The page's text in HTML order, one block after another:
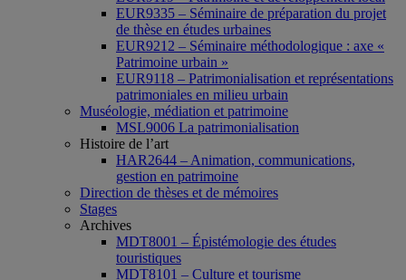
EUR9335 – Séminaire de préparation du projet
de thèse en études urbaines
EUR9212 – Séminaire méthodologique : axe «
Patrimoine urbain »
EUR9118 – Patrimonialisation et représentations
patrimoniales en milieu urbain
Muséologie, médiation et patrimoine
MSL9006 La patrimonialisation
Histoire de l’art
HAR2644 – Animation, communications,
gestion en patrimoine
Direction de thèses et de mémoires
Stages
Archives
MDT8001 – Épistémologie des études
touristiques
MDT8101 – Culture et tourisme